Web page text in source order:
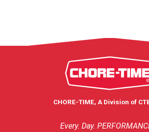
CHORE-TIME, A Division of
Every. Day.